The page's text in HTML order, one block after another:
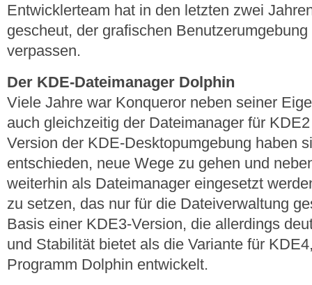
Entwicklerteam hat in den letzten zwei
gescheut, der grafischen
verpassen.
Der KDE-Dateimanager Dolphin
Viele Jahre war Konqueror neben seiner
auch gleichzeitig der Dateimanager für
Version der KDE-Desktopumgebung haben
entschieden, neue Wege zu gehen und
weiterhin als Dateimanager eingesetzt
zu setzen, das nur für die Dateiverwaltung
Basis einer KDE3-Version, die allerdings
und Stabilität bietet als die Variante für
Programm Dolphin entwickelt.